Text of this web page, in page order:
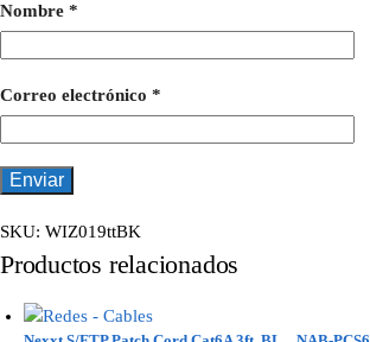
Nombre *
Correo electrónico *
SKU: WIZ019ttBK
Productos relacionados